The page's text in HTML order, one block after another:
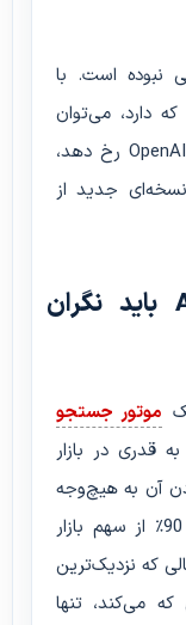
نبوده است. با
دارد، می‌توان
انتظار داشت که تغییرات چشمگیری در OpenAI رخ دهد،
جدید از
آیا سرمایه‌گذاران Alphabet باید نگران
موتور جستجو
قدری در بازار
آن به هیچ‌وجه
کار ساده‌ای نخواهد بود. گوگل بیش از 90٪ از سهم بازار
که نزدیک‌ترین
می‌کند، تنها